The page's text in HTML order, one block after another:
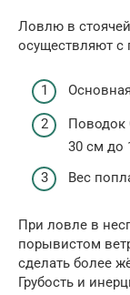
Ловлю в
осуществляют с
Поводок
30 см до
Вес
При ловле в
порывистом
сделать более
Грубость и